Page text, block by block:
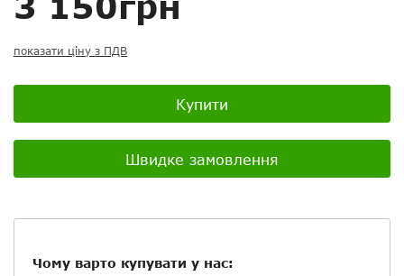
показати ціну з ПДВ
Купити
Швидке замовлення
Чому варто купувати у нас:
Посилання на відео з Youtube: